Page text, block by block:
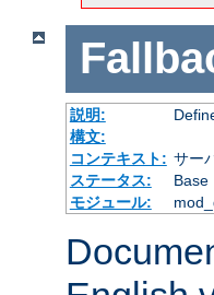
説明:
構文:
コンテキスト: サー
ステータス:
Base
モジュール: